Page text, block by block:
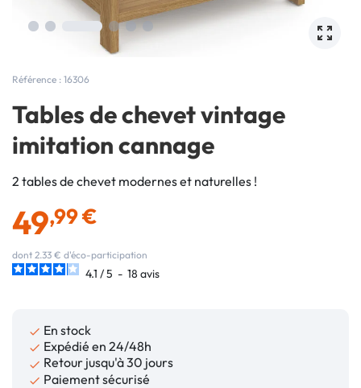
Référence : 16306
Tables de chevet vintage
imitation cannage
2 tables de chevet modernes et naturelles !
49,99 €
dont 2.33 € d'éco-participation
4.1 /5 - 18 avis
 En stock
 Expédié en 24/48h
 Retour jusqu'à 30 jours
 Paiement sécurisé